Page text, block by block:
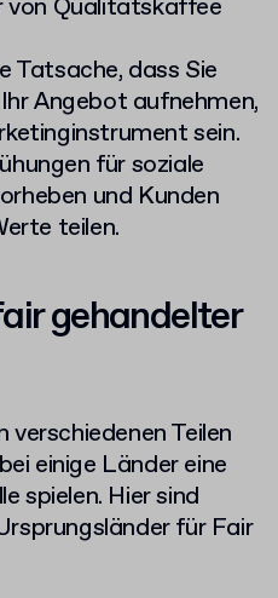
von Qualitätskaffee
Tatsache, dass Sie
Angebot aufnehmen,
sein.
für soziale
und Kunden
teilen.
gehandelter
Teilen
einige Länder eine
spielen. Hier sind
für Fair